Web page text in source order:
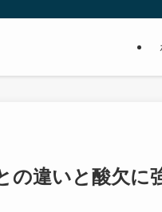
の違いと酸欠に